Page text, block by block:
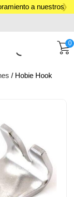
a nuestros
0
/ Hobie Hook